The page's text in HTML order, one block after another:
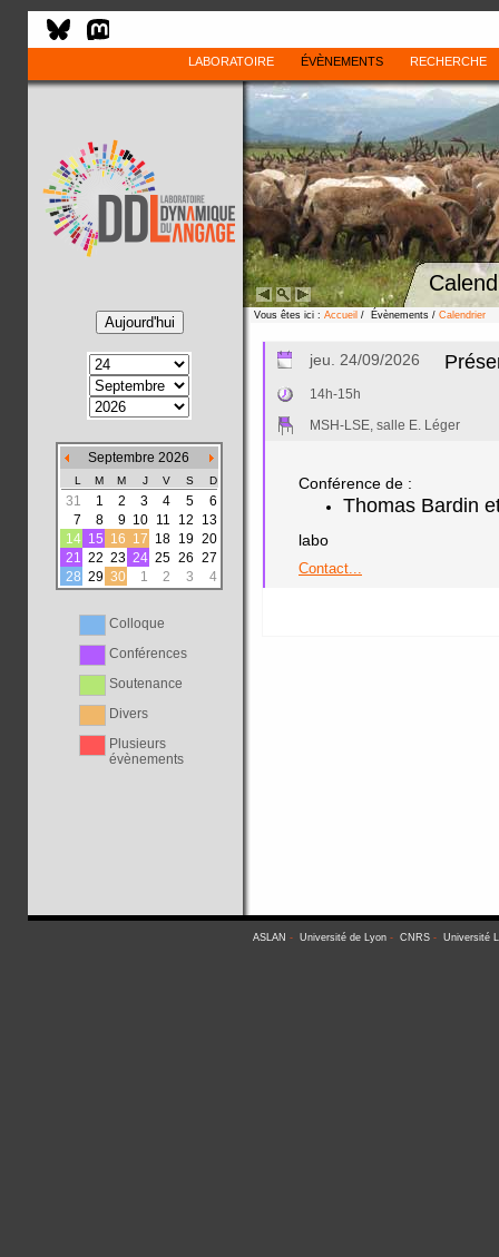
LABORATOIRE ÉVÈNEMENTS RECHERCHE
Septembre 2026
L M M J V S D
31 1 2 3 4 5
6
7
8 9 10 11 12
13
14 15 16 17 18 19 20
21 22 23 24 25 26 27
28 29 30 1 2 3 4
Colloque
Conférences
Soutenance
Divers
Plusieurs
évènements
Vous êtes ici : Accueil / Évènements / Calendrier
jeu. 24/09/2026
14h-15h
MSH-LSE, salle E. Léger
Conférence de :
Thomas Bardin
labo
Contact...
ASLAN - Université de Lyon- CNRS- Université